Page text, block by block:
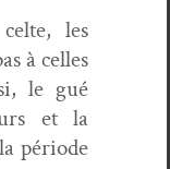
les
à celles
le gué
et la
péri­ode